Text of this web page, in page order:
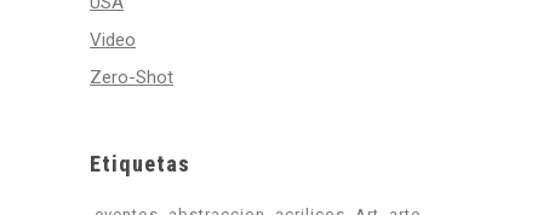
Video
Zero-Shot
Etiquetas